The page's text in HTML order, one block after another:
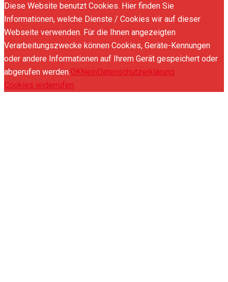
Diese Website benutzt Cookies. Hier finden Sie
Informationen, welche Dienste / Cookies wir auf dieser
Webseite verwenden. Für die Ihnen angezeigten
Verarbeitungszwecke können Cookies, Geräte-Kennungen
oder andere Informationen auf Ihrem Gerät gespeichert oder
abgerufen werden.OKNeinDatenschutzerklärung
Cookies widerrufen